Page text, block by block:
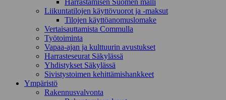
Harrastamisen Suomen malli
Liikuntatilojen käyttövuorot ja -maksut
Tilojen käyttöanomuslomake
Vertaisauttamista Commulla
Työtoiminta
Vapaa-ajan ja kulttuurin avustukset
Harrasteseurat Säkylässä
Yhdistykset Säkylässä
Sivistystoimen kehittämishankkeet
Ympä­ristö
Rakennusvalvonta